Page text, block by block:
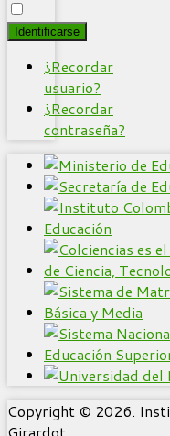
Identificarse
¿Recordar
usuario?
¿Recordar
contraseña?
Copyright © 2026.